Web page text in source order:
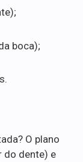
boca);
O plano
do dente) e